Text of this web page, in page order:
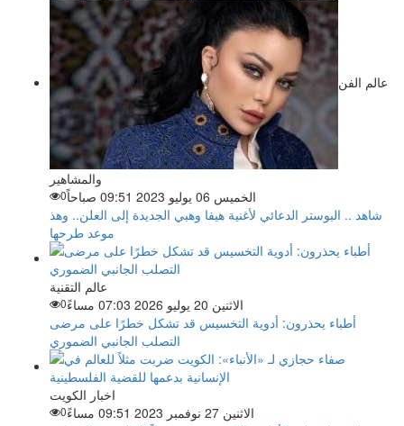
عالم الفن
والمشاهير
الخميس 06 يوليو 2023 09:51 صباحاً
0
شاهد .. البوستر الدعائي لأغنية هيفا وهبي الجديدة إلى العلن.. وهذ
موعد طرحها
عالم التقنية
الاثنين 20 يوليو 2026 07:03 مساءً
0
أطباء يحذرون: أدوية التخسيس قد تشكل خطرًا على مرضى
التصلب الجانبي الضموري
اخبار الكويت
الاثنين 27 نوفمبر 2023 09:51 مساءً
0